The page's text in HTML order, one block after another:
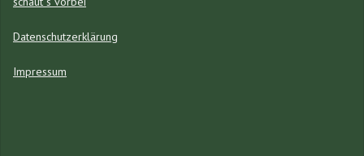
Datenschutzerklärung
Impressum